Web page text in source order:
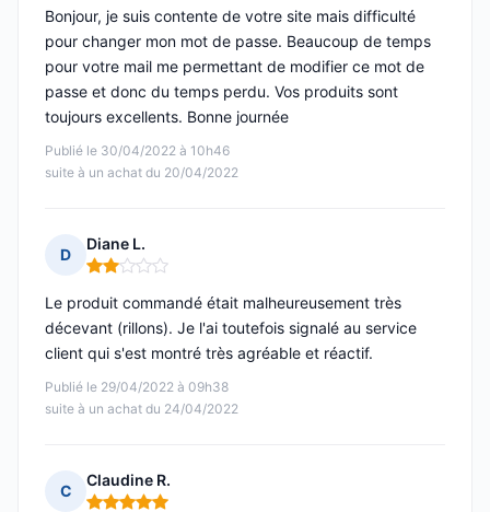
Publié le 30/04/2022 à 10h46
suite à un achat du 20/04/2022
Bonjour, je suis contente de votre site mais difficulté
pour changer mon mot de passe. Beaucoup de temps
pour votre mail me permettant de modifier ce mot de
passe et donc du temps perdu. Vos produits sont
toujours excellents. Bonne journée
D
Diane L.
Note : 2 sur 5
Publié le 29/04/2022 à 09h38
suite à un achat du 24/04/2022
Le produit commandé était malheureusement très
décevant (rillons). Je l'ai toutefois signalé au service
client qui s'est montré très agréable et réactif.
C
Claudine R.